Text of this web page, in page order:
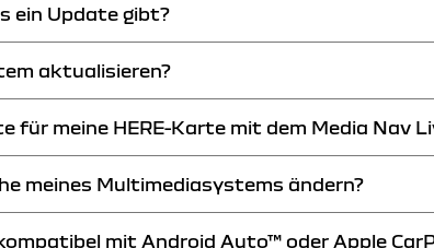
Ihres Neuen Media Displays und des Neuen Media
in wenigen schnellen Schritten:
dem Hauptbildschirm das Icon des Widgets, das Sie verändern
in der Liste und wählen Sie es aus, um eine Verknüpfung auf
ein Update gibt?
auf dem Bildschirm informiert Sie darüber, wenn eine
aktualisieren?
das Neue Media Nav Live bekommen automatisch Updates,
für meine HERE-Karte mit dem Media Nav
und automatisch aktualisiert.
meines Multimediasystems ändern?
auf «Fahrzeug» und wählen Sie «Einstellungen». Tippen Sie
mit Android Auto™ oder Apple